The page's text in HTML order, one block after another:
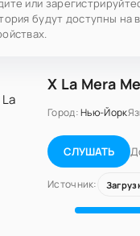
или
будут доступны на
X La Mera
Город:Нью-Йорк
СЛУШАТЬ
Источник: